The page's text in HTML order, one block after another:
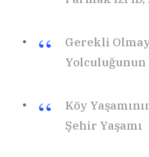
Gerekli
Yolculuğunun
Köy
Şehir Yaşamı